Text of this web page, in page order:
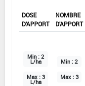
DOSE
D'APPORT
NOMBRE
D'APPORT
Min : 2
L/ha
Max : 3
L/ha
Min : 2
Max : 3